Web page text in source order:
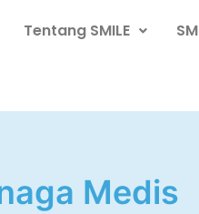
Tentang SMILE
Medis